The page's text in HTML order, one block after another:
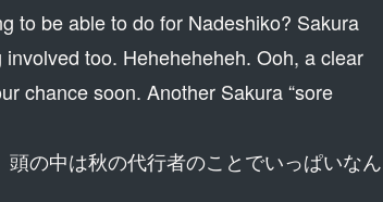
to be able to do for Nadeshiko? Sakura
too. Heheheheheh. Ooh, a clear
chance soon. Another Sakura “sore
の中は秋の代行者のことでいっぱいなん